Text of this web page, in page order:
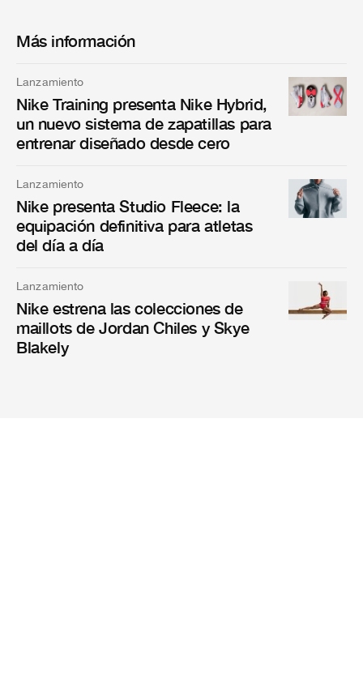
Más información
Lanzamiento
Nike Training presenta Nike Hybrid,
un nuevo sistema de zapatillas para
entrenar diseñado desde cero
Lanzamiento
Nike presenta Studio Fleece: la
equipación definitiva para atletas
del día a día
Lanzamiento
Nike estrena las colecciones de
maillots de Jordan Chiles y Skye
Blakely